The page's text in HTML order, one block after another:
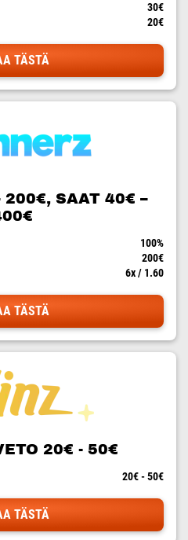
30€
20€
TÄSTÄ
200€, SAAT 40€ –
100%
200€
6x / 1.60
TÄSTÄ
20€ - 50€
20€ - 50€
TÄSTÄ